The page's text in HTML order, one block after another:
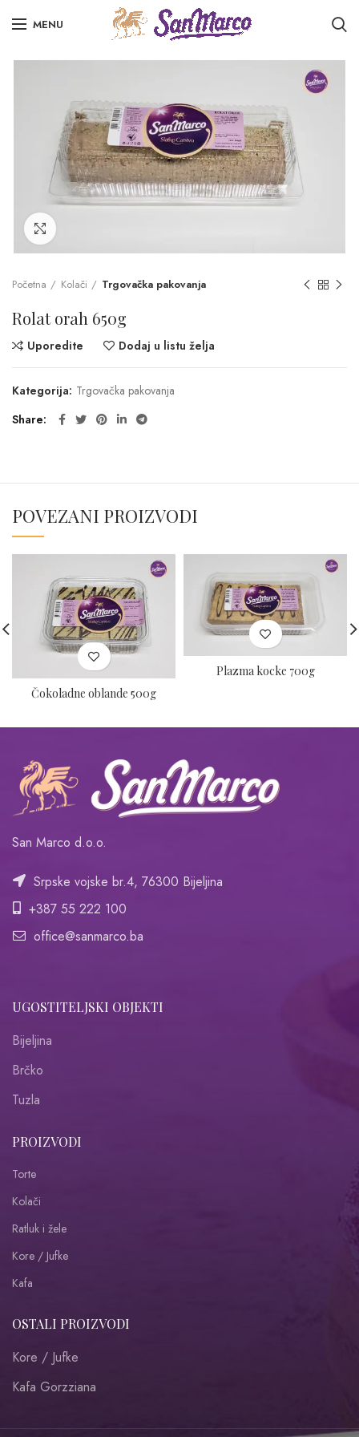
MENU
Početna Kolači Trgovačka pakovanja
Rolat orah 650g
Uporedite Dodaj u listu želja
Kategorija: Trgovačka pakovanja
Share
POVEZANI PROIZVODI
Čokoladne oblande 500g
Plazma kocke 700g
San Marco d.o.o.
Srpske vojske br.4, 76300 Bijeljina
+387 55 222 100
office@sanmarco.ba
UGOSTITELJSKI OBJEKTI
Bijeljina
Brčko
Tuzla
PROIZVODI
Torte
Kolači
Ratluk i žele
Kore / Jufke
Kafa
OSTALI PROIZVODI
Kore / Jufke
Kafa Gorzziana